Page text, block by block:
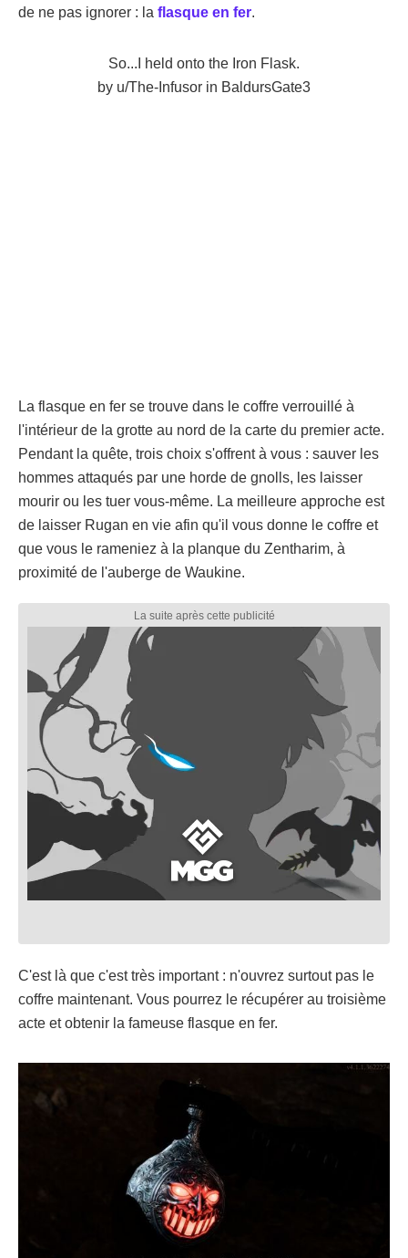
de ne pas ignorer : la flasque en fer.
So...I held onto the Iron Flask.
by u/The-Infusor in BaldursGate3
La flasque en fer se trouve dans le coffre verrouillé à
l'intérieur de la grotte au nord de la carte du premier acte.
Pendant la quête, trois choix s'offrent à vous : sauver les
hommes attaqués par une horde de gnolls, les laisser
mourir ou les tuer vous-même. La meilleure approche est
de laisser Rugan en vie afin qu'il vous donne le coffre et
que vous le rameniez à la planque du Zentharim, à
proximité de l'auberge de Waukine.
C'est là que c'est très important : n'ouvrez surtout pas le
coffre maintenant. Vous pourrez le récupérer au troisième
acte et obtenir la fameuse flasque en fer.